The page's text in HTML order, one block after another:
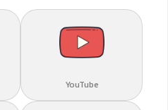
YouTube